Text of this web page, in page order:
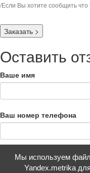
/Если Вы хотите сообщить
Заказать >
Оставить
Ваше имя
Ваш номер телефона
Ваш отзыв
Мы используем
Yandex.metrika